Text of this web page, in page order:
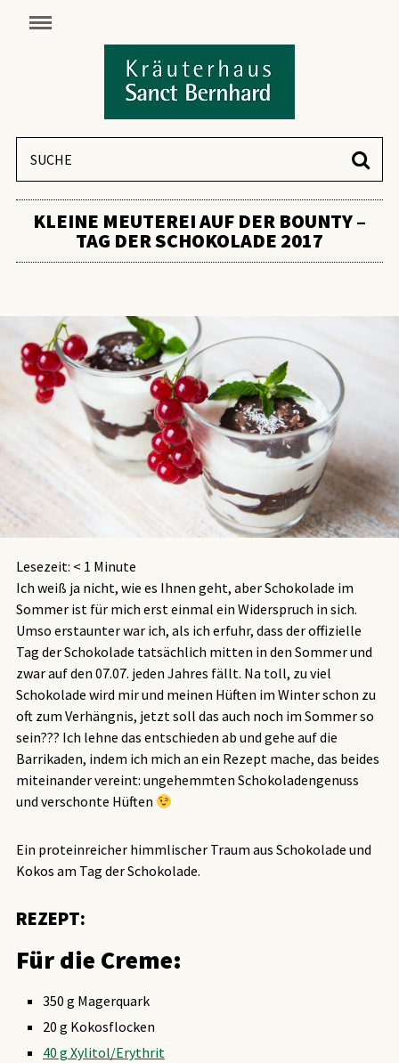
KLEINE MEUTEREI AUF DER BOUNTY –
TAG DER SCHOKOLADE 2017
Lesezeit: < 1 Minute
Ich weiß ja nicht, wie es Ihnen geht, aber Schokolade im
Sommer ist für mich erst einmal ein Widerspruch in sich.
Umso erstaunter war ich, als ich erfuhr, dass der offizielle
Tag der Schokolade tatsächlich mitten in den Sommer und
zwar auf den 07.07. jeden Jahres fällt. Na toll, zu viel
Schokolade wird mir und meinen Hüften im Winter schon zu
oft zum Verhängnis, jetzt soll das auch noch im Sommer so
sein??? Ich lehne das entschieden ab und gehe auf die
Barrikaden, indem ich mich an ein Rezept mache, das beides
miteinander vereint: ungehemmten Schokoladengenuss
und verschonte Hüften
Ein proteinreicher himmlischer Traum aus Schokolade und
Kokos am Tag der Schokolade.
REZEPT:
Für die Creme:
350 g Magerquark
20 g Kokosflocken
40 g Xylitol/Erythrit